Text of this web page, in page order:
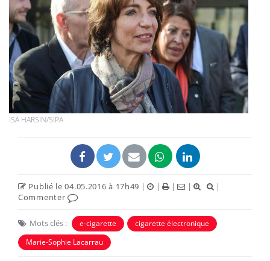
ISA HARSIN/SIPA
Publié le 04.05.2016 à 17h49 | | | |
|
Commenter
Mots clés : e-cigarette
cigarette électronique
Marie-Sophie Lacarrau